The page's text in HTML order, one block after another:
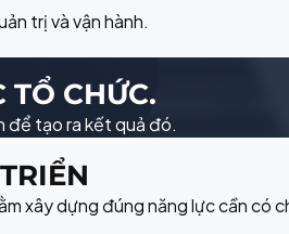
trị và vận hành.
TỔ CHỨC.
để tạo ra kết quả đó.
xây dựng đúng năng lực cần có